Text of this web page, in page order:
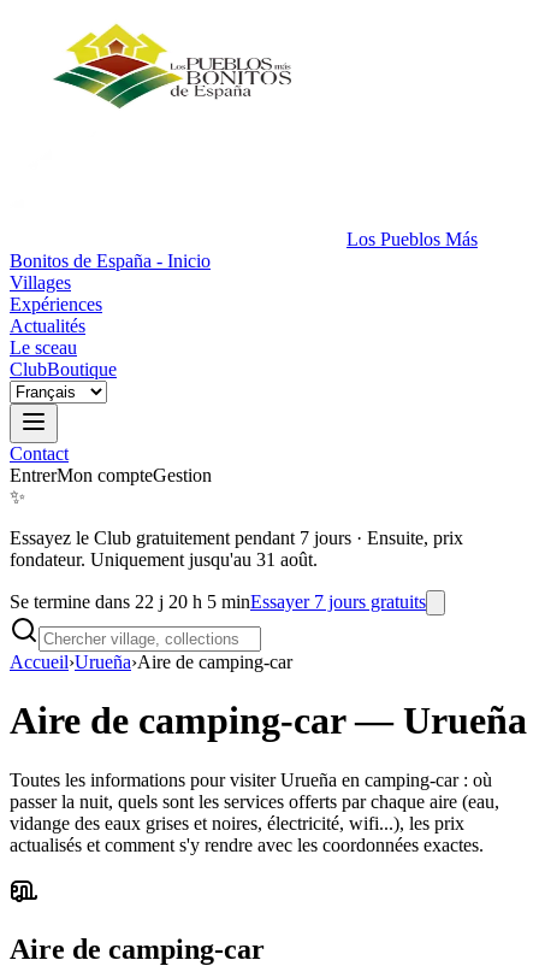
Los Pueblos Más
Bonitos de España - Inicio
Villages
Expériences
Actualités
Le sceau
ClubBoutique
Contact
EntrerMon compteGestion
✨
Essayez le Club gratuitement pendant 7 jours · Ensuite, prix
fondateur. Uniquement jusqu'au 31 août.
Se termine dans 22 j 20 h 5 minEssayer 7 jours gratuits
Accueil›Urueña›Aire de camping-car
Aire de camping-car—Urueña
Toutes les informations pour visiter Urueña en camping-car : où
passer la nuit, quels sont les services offerts par chaque aire (eau,
vidange des eaux grises et noires, électricité, wifi...), les prix
actualisés et comment s'y rendre avec les coordonnées exactes.
Aire de camping-car